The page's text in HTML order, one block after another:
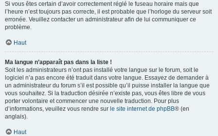
Si vous êtes certain d’avoir correctement réglé le fuseau horaire mais que
l’heure n’est toujours pas correcte, il est probable que l’horloge du serveur soit
erronée. Veuillez contacter un administrateur afin de lui communiquer ce
problème.
Haut
Ma langue n’apparaît pas dans la liste !
Soit les administrateurs n’ont pas installé votre langue sur le forum, soit le
logiciel n’a pas encore été traduit dans votre langue. Essayez de demander à
un administrateur du forum s’il est possible qu’il puisse installer la langue que
vous souhaitez. Si la traduction désirée n’existe pas, vous êtes libre de vous
porter volontaire et commencer une nouvelle traduction. Pour plus
d’informations, veuillez vous rendre sur le site internet de phpBB® (en
anglais).
Haut